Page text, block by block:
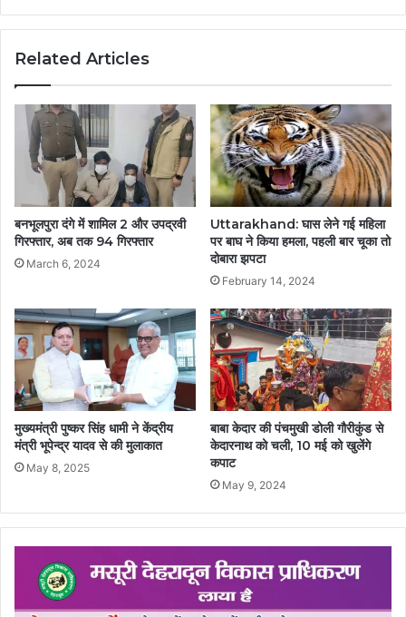
Related Articles
बनभूलपुरा दंगे में शामिल 2 और उपद्रवी
गिरफ्तार, अब तक 94 गिरफ्तार
March 6, 2024
Uttarakhand: घास लेने गई महिला
पर बाघ ने किया हमला, पहली बार चूका तो
दोबारा झपटा
February 14, 2024
मुख्यमंत्री पुष्कर सिंह धामी ने केंद्रीय
मंत्री भूपेन्द्र यादव से की मुलाकात
May 8, 2025
बाबा केदार की पंचमुखी डोली गौरीकुंड से
केदारनाथ को चली, 10 मई को खुलेंगे
कपाट
May 9, 2024